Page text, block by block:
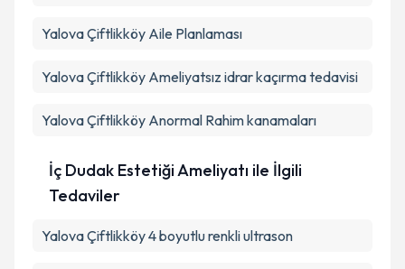
Yalova Çiftlikköy Aile Planlaması
Yalova Çiftlikköy Ameliyatsız idrar kaçırma tedavisi
Yalova Çiftlikköy Anormal Rahim kanamaları
İç Dudak Estetiği Ameliyatı ile İlgili
Tedaviler
Yalova Çiftlikköy 4 boyutlu renkli ultrason